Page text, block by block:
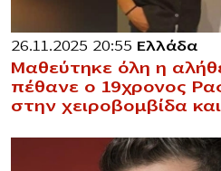
26.11.2025 20:55 Ελλάδα
Μαθεύτηκε όλη η
πέθανε ο 19χρονος
στην χειροβομβίδα